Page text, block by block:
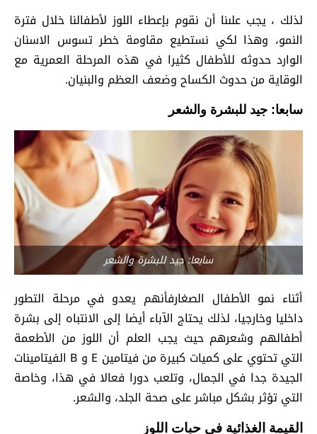
لذلك ، يجب علىنا أن نقوم بإعطاء اللوز لأطفالنا خلال فترة
النمو، وهذا لكي نستطيع مقاومة خطر تسوس الاسنان
الوارد حدوثه للأطفال كثيرا في هذه المرحلة العمرية مع
الوقاية من حدوث الكساح وضعف العظم والبنيان.
سابعا: جيد للبشرة والشعر
سابعا: جيد للبشرة والشعر
أثناء نمو الأطفال الصغارفأنهم يعدو في مرحلة التطور
داخليا وخارجيا، لذلك يحتاج الآباء أيضا إلى الانتباه إلى بشرة
أطفالهم وشعرهم حيث يجب العلم أن اللوز من الأطعمة
التي تحتوي على كميات كبيرة من فيتامين E و B الفيتامينات
الجيدة جدا في الجمال، وتلعب دورا فعالا في هذا، وخاصة
التي تؤثر بشكل مباشر على صحة الجلد، والشعر.
القيمة الغذائية في حبات اللوز